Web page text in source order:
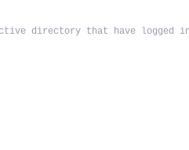
directory that have logged